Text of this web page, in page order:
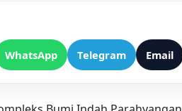
WhatsApp Telegram Email